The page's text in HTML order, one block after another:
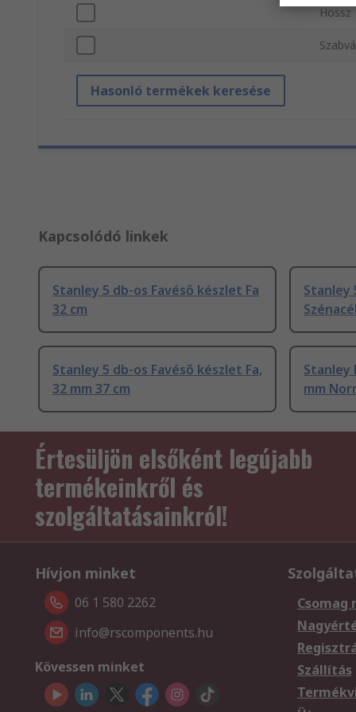
Hossz
Hasonló termékek keresése
Kapcsolódó linkek
Stanley 5 db-os Favéső készlet Fa
32 cm
Stanley
Stanley 5 db-os Favéső készlet Fa,
32 mm 37 cm
Stanley
mm
Értesüljön elsőként legújabb
termékeinkről és
szolgáltatásainkról!
Hívjon minket
06 1 580 2262
info@rscomponents.hu
Kövessen minket
Csomag
Szállítás